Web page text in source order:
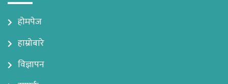
होमपेज
हाम्रोबारे
विज्ञापन